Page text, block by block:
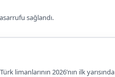
sağlandı.
limanlarının 2026’nın ilk yarısında